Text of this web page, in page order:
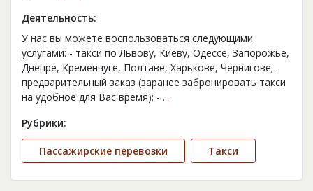
Деятельность:
У нас вы можете воспользоваться следующими
услугами: - такси по Львову, Киеву, Одессе, Запорожье,
Днепре, Кременчуге, Полтаве, Харькове, Чернигове; -
предварительный заказ (заранее забронировать такси
на удобное для Вас время); - ...
Рубрики:
Пассажирские перевозки Такси